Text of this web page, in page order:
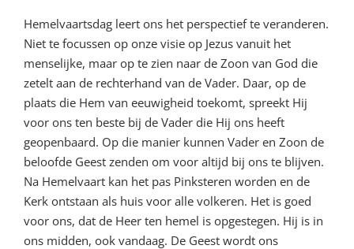
Hemelvaartsdag leert ons het perspectief te veranderen.
Niet te focussen op onze visie op Jezus vanuit het
menselijke, maar op te zien naar de Zoon van God die
zetelt aan de rechterhand van de Vader. Daar, op de
plaats die Hem van eeuwigheid toekomt, spreekt Hij
voor ons ten beste bij de Vader die Hij ons heeft
geopenbaard. Op die manier kunnen Vader en Zoon de
beloofde Geest zenden om voor altijd bij ons te blijven.
Na Hemelvaart kan het pas Pinksteren worden en de
Kerk ontstaan als huis voor alle volkeren. Het is goed
voor ons, dat de Heer ten hemel is opgestegen. Hij is in
ons midden, ook vandaag. De Geest wordt ons